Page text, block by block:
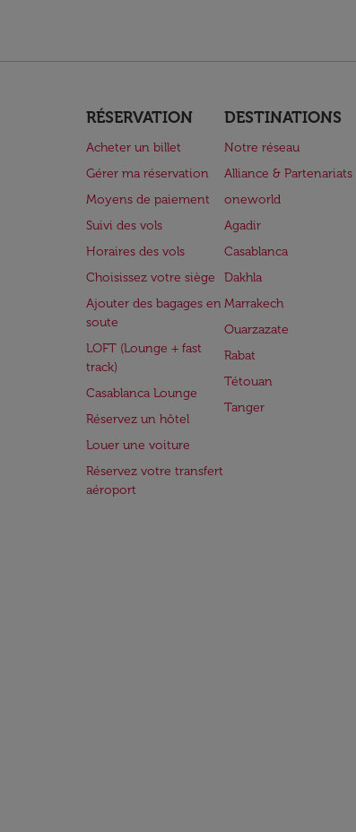
RÉSERVATION
Acheter un billet
Gérer ma réservation
Moyens de paiement
Suivi des vols
Horaires des vols
Choisissez votre siège
Ajouter des bagages en
soute
LOFT (Lounge + fast
track)
Casablanca Lounge
Réservez un hôtel
Louer une voiture
Réservez votre transfert
aéroport
DESTINATIONS
Notre réseau
Alliance & Partenariats
oneworld
Agadir
Casablanca
Dakhla
Marrakech
Ouarzazate
Rabat
Tétouan
Tanger